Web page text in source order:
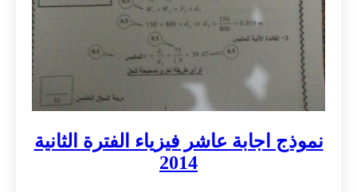
نموذج اجابة عاشر فيزياء الفترة الثانية
2014